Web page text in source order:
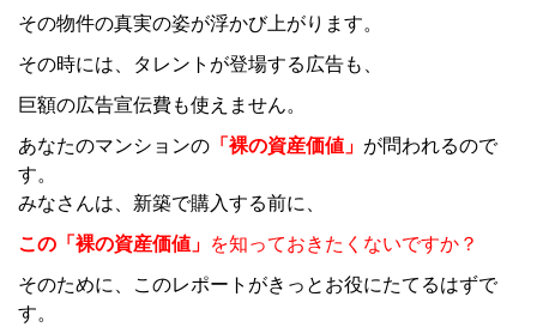
その物件の真実の姿が浮かび上がります。
その時には、タレントが登場する広告も、
巨額の広告宣伝費も使えません。
あなたのマンションの 「裸の資産価値」 が問われるので
す。
みなさんは、新築で購入する前に、
この「裸の資産価値」 を知っておきたくないですか？
そのために、このレポートがきっとお役にたてるはずで
す。